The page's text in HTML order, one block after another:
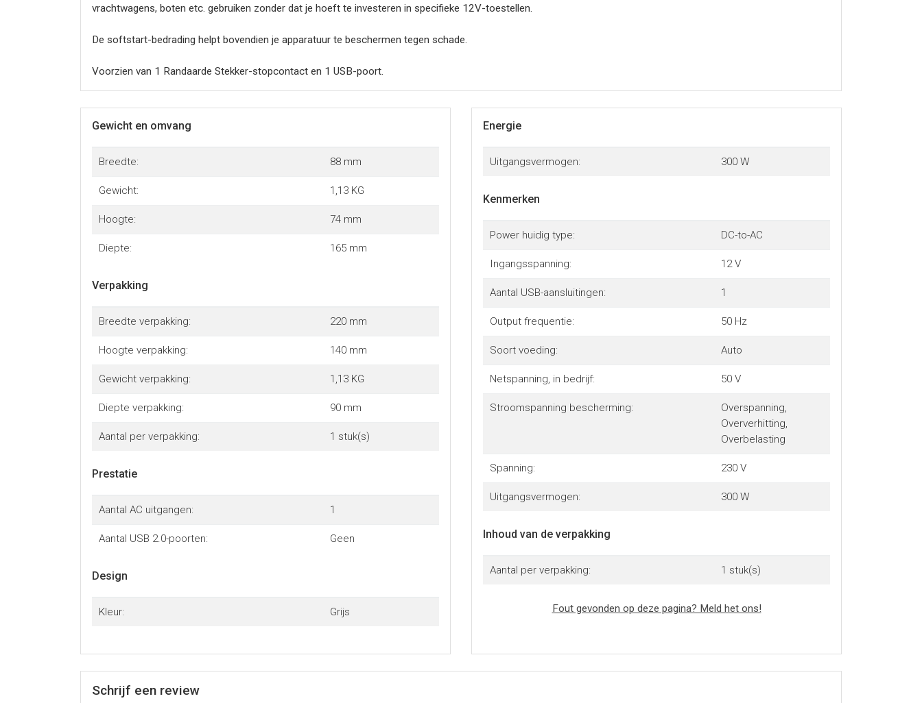
vrachtwagens, boten etc. gebruiken zonder dat je hoeft te investeren in specifieke 12V-toestellen.
De softstart-bedrading helpt bovendien je apparatuur te beschermen tegen schade.
Voorzien van 1 Randaarde Stekker-stopcontact en 1 USB-poort.
Gewicht en omvang
Breedte: 88 mm
Gewicht: 1,13 KG
Hoogte: 74 mm
Diepte: 165 mm
Verpakking
Breedte verpakking: 220 mm
Hoogte verpakking: 140 mm
Gewicht verpakking: 1,13 KG
Diepte verpakking: 90 mm
Aantal per verpakking: 1 stuk(s)
Prestatie
Aantal AC uitgangen: 1
Aantal USB 2.0-poorten: Geen
Design
Kleur: Grijs
Energie
Uitgangsvermogen: 300 W
Kenmerken
Power huidig type: DC-to-AC
Ingangsspanning: 12 V
Aantal USB-aansluitingen: 1
Output frequentie: 50 Hz
Soort voeding: Auto
Netspanning, in bedrijf: 50 V
Stroomspanning bescherming:
Overspanning,
Oververhitting,
Overbelasting
Spanning: 230 V
Uitgangsvermogen: 300 W
Inhoud van de verpakking
Aantal per verpakking: 1 stuk(s)
Fout gevonden op deze pagina? Meld het ons!
Schrijf een review